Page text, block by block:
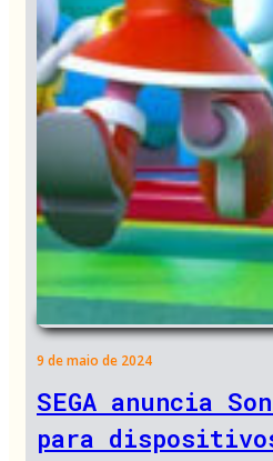
9 de maio de 2024
SEGA anuncia
para